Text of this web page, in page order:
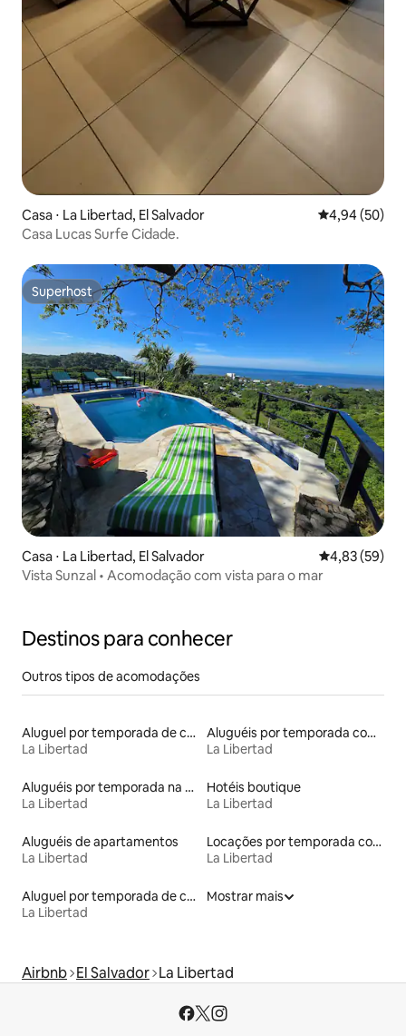
Casa ⋅ La Libertad, El Salvador 4,94 de uma
4,94 (50)
Casa Lucas Surfe Cidade.
Superhost
Superhost
Casa ⋅ La Libertad, El Salvador 4,83 de uma
4,83 (59)
Vista Sunzal • Acomodação com vista para o mar
Destinos para conhecer
Outros tipos de acomodações
Aluguel por temporada de casas de veraneio
La Libertad
Aluguéis por temporada com café da manhã
La Libertad
Aluguéis por temporada na orla
La Libertad
Hotéis boutique
La Libertad
Aluguéis de apartamentos
La Libertad
Locações por temporada com piscina
La Libertad
Aluguel por temporada de casas de hóspedes
La Libertad
Mostrar mais
Airbnb El Salvador La Libertad